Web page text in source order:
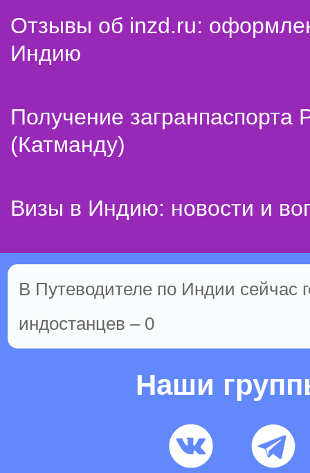
Отзывы об inzd.ru:
Индию
Получение
(Катманду)
Визы в Индию: новости и
В Путеводителе по Индии сейчас
индостанцев – 0
Наши